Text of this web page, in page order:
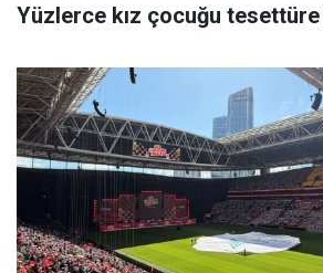
Yüzlerce kız çocuğu tesettüre